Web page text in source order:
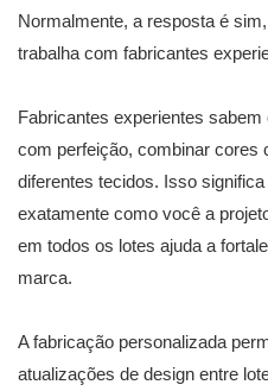
Normalmente, a resposta é
trabalha com fabricantes
Fabricantes experientes
com perfeição, combinar cores
diferentes tecidos. Isso
exatamente como você a
em todos os lotes ajuda a
marca.
A fabricação personalizada
atualizações de design entre